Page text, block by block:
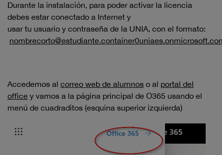
Durante la instalación, para poder activar la licencia
debes estar conectado a Internet y
usar tu usuario y contraseña de la UNIA, con el formato:
Accedemos al correo web de alumnos o al portal del
office y vamos a la página principal de O365 usando el
menú de cuadraditos (esquina superior izquierda)